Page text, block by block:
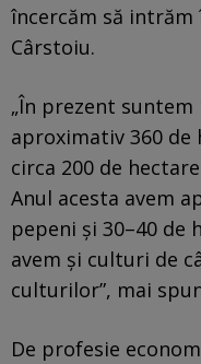
încercăm să intrăm
Cârstoiu.
„În prezent
aproximativ 360
circa 200 de
Anul acesta avem
pepeni și 30–40 de
avem și culturi de
culturilor”, mai
De profesie